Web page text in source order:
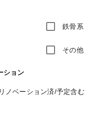
鉄骨系
その他
ション
ノベーション済/予定含む